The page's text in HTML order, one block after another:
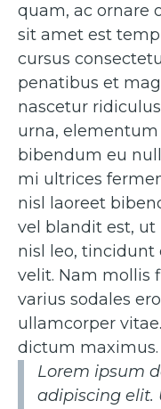
quam, ac ornare
sit amet est
cursus
penatibus et
nascetur
urna,
bibendum eu
mi ultrices
nisl laoreet
vel blandit est, ut
nisl leo, tincidunt
velit. Nam mollis
varius sodales
ullamcorper
dictum maximus.
Lorem ipsum
adipiscing elit.